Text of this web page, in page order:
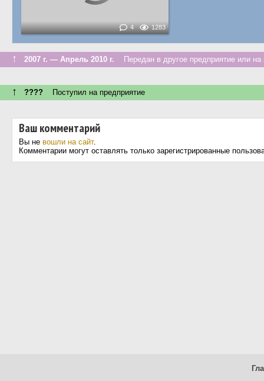
4 1283
↑ 2007 г. — Апрель 2010 г. Передан в другое предприятие или на
↑ ???? Поступил на предприятие
Ваш комментарий
Вы не вошли на сайт.
Комментарии могут оставлять только зарегистрированные